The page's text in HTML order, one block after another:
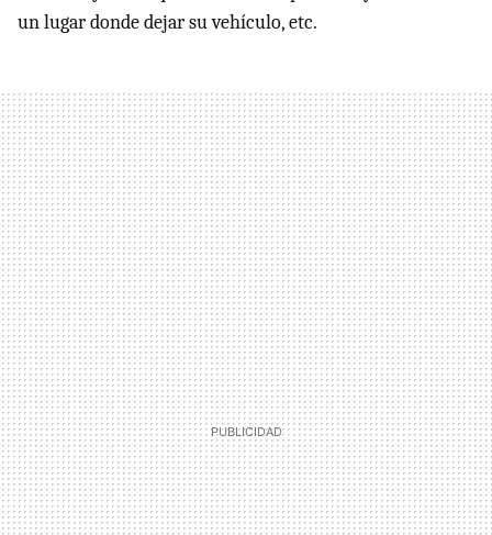
un lugar donde dejar su vehículo, etc.